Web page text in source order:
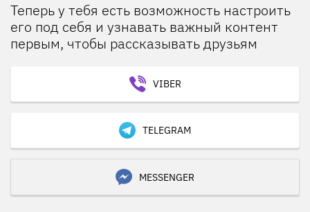
Теперь у тебя есть возможность настроить
его под себя и узнавать важный контент
первым, чтобы рассказывать друзьям
VIBER
TELEGRAM
MESSENGER